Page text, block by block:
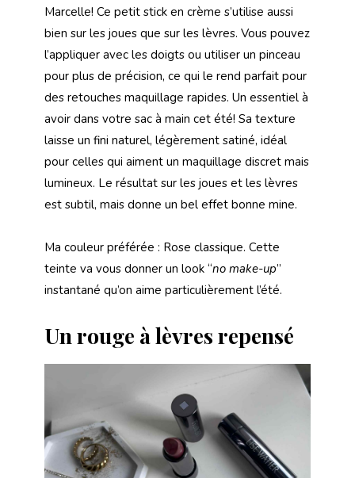
Marcelle! Ce petit stick en crème s’utilise aussi
bien sur les joues que sur les lèvres. Vous pouvez
l’appliquer avec les doigts ou utiliser un pinceau
pour plus de précision, ce qui le rend parfait pour
des retouches maquillage rapides. Un essentiel à
avoir dans votre sac à main cet été! Sa texture
laisse un fini naturel, légèrement satiné, idéal
pour celles qui aiment un maquillage discret mais
lumineux. Le résultat sur les joues et les lèvres
est subtil, mais donne un bel effet bonne mine.
Ma couleur préférée : Rose classique. Cette
teinte va vous donner un look “no make-up”
instantané qu’on aime particulièrement l’été.
Un rouge à lèvres repensé